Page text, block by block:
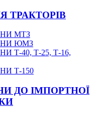
ТРАКТОРІВ
МТЗ
ЮМЗ
Т-40, Т-25, Т-16,
Т-150
ДО ІМПОРТНОЇ